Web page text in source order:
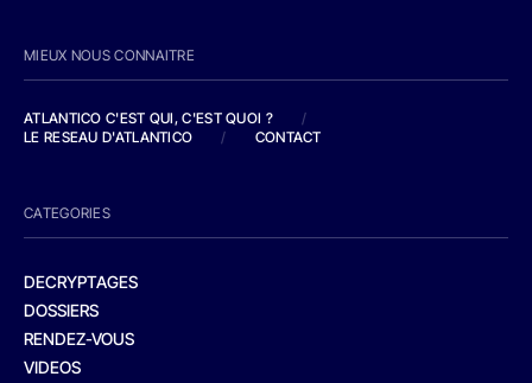
MIEUX NOUS CONNAITRE
ATLANTICO C'EST QUI, C'EST QUOI ?
/
LE RESEAU D'ATLANTICO
/ CONTACT
CATEGORIES
DECRYPTAGES
DOSSIERS
RENDEZ-VOUS
VIDEOS